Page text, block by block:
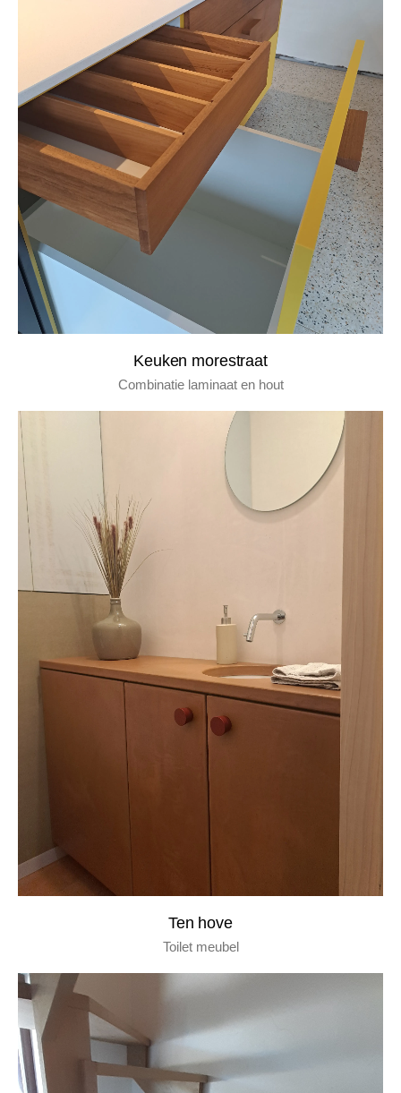
keuken morestraat
combinatie laminaat en hout
ten hove
toilet meubel